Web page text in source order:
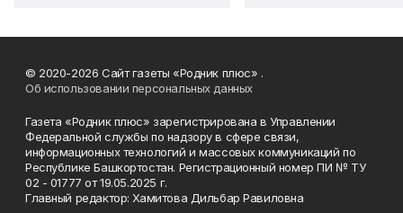
© 2020-2026 Сайт газеты «Родник плюс» .
Об использовании персональных данных
Газета «Родник плюс» зарегистрирована в Управлении
Федеральной службы по надзору в сфере связи,
информационных технологий и массовых коммуникаций по
Республике Башкортостан. Регистрационный номер ПИ № ТУ
02 - 01777 от 19.05.2025 г.
Главный редактор: Хамитова Дильбар Равиловна